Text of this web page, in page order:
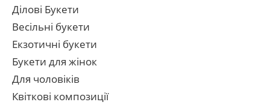
Ділові Букети
Весільні букети
Екзотичні букети
Букети для жінок
Для чоловіків
Квіткові композиції